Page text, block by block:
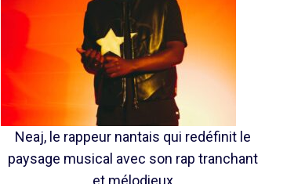
Neaj, le rappeur nantais qui redéfinit le
paysage musical avec son rap tranchant
et mélodieux